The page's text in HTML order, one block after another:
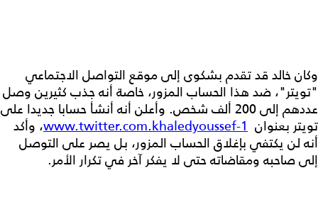
وكان خالد قد تقدم بشكوى إلى موقع التواصل الاجتماعي
"تويتر"، ضد هذا الحساب المزور، خاصة أنه جذب كثيرين وصل
عددهم إلى 200 ألف شخص. وأعلن أنه أنشأ حسابا جديدا على
تويتر بعنوان www.twitter.com.khaledyoussef-1، وأكد
أنه لن يكتفي بإغلاق الحساب المزور، بل يصر على التوصل
إلى صاحبه ومقاضاته حتى لا يفكر آخر في تكرار الأمر.